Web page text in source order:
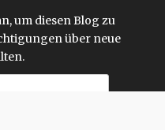
um diesen Blog zu
über neue